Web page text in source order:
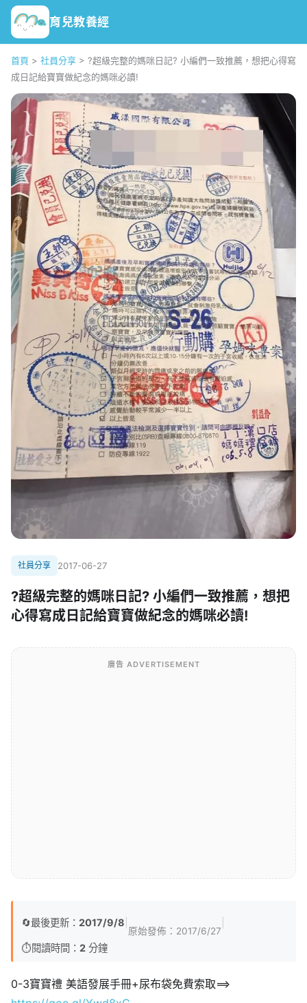
育兒教養經
首頁 > 社員分享 > ?超級完整的媽咪日記? 小編們一致推薦，想把心得寫
成日記給寶寶做紀念的媽咪必讀!
社員分享 2017-06-27
?超級完整的媽咪日記? 小編們一致推薦，想把
心得寫成日記給寶寶做紀念的媽咪必讀!
廣告 ADVERTISEMENT
🔄最後更新： 2017/9/8
原始發佈： 2017/6/27
⏱️閱讀時間： 2 分鐘
0-3寶寶禮 美語發展手冊+尿布袋免費索取==>